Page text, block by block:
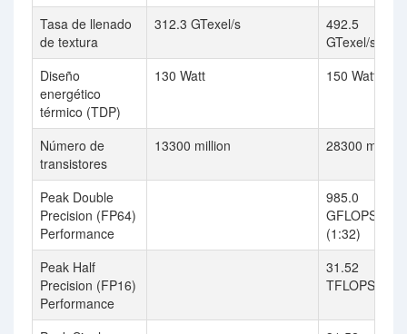
Tasa de llenado
de textura
312.3 GTexel/s
492.5
GTexel/s
Diseño
energético
térmico (TDP)
130 Watt 150 Watt
Número de
transistores
13300 million 28300 million
Peak Double
Precision (FP64)
Performance
985.0
GFLOPS
(1:32)
Peak Half
Precision (FP16)
Performance
31.52
TFLOPS (1:1)